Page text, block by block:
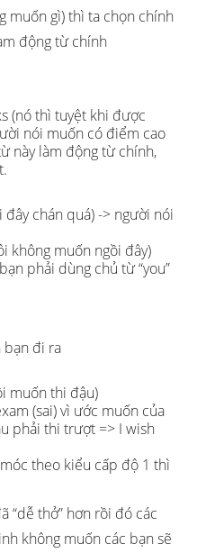
muốn gì) thì ta chọn chính
động từ chính
(nó thì tuyệt khi được
nói muốn có điểm cao
này làm động từ chính,
chán quá) -> người nói
không muốn ngồi đây)
phải dùng chủ từ “you”
bạn đi ra
muốn thi đậu)
(sai) vì ước muốn của
phải thi trượt => I wish
theo kiểu cấp độ 1 thì
“dễ thở” hơn rồi đó các
không muốn các bạn sẽ